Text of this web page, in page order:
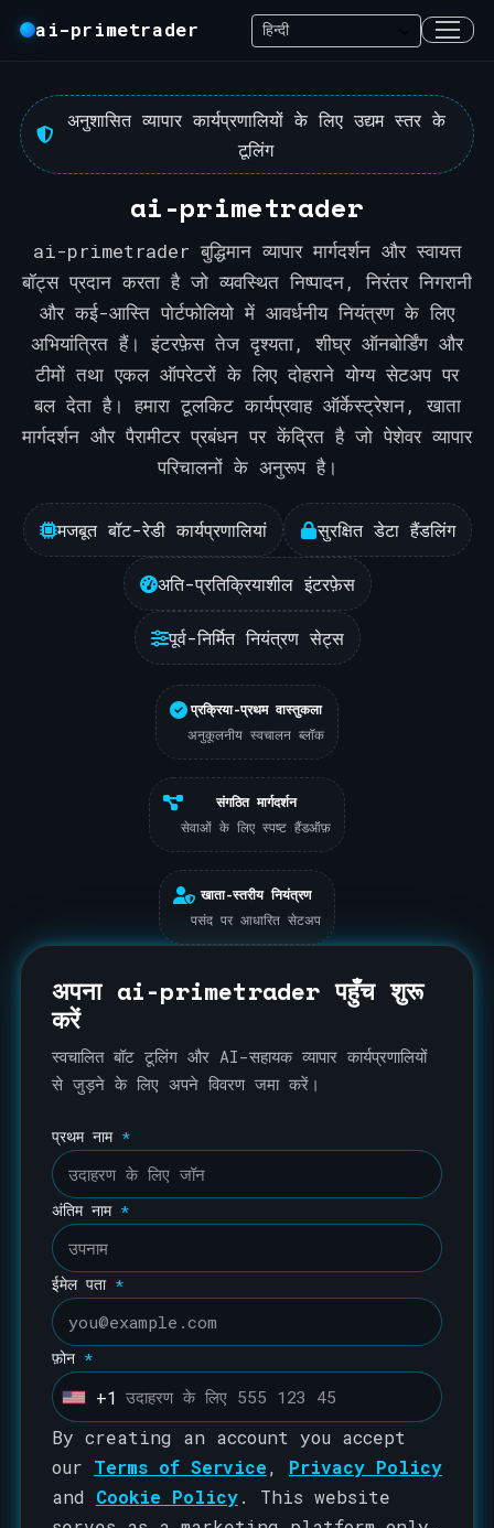
ai-primetrader
अनुशासित व्यापार कार्यप्रणालियों के लिए उद्यम स्तर के
टूलिंग
ai-primetrader
ai-primetrader बुद्धिमान व्यापार मार्गदर्शन और स्वायत्त
बॉट्स प्रदान करता है जो व्यवस्थित निष्पादन, निरंतर निगरानी
और कई-आस्ति पोर्टफोलियो में आवर्धनीय नियंत्रण के लिए
अभियांत्रित हैं। इंटरफ़ेस तेज दृश्यता, शीघ्र ऑनबोर्डिंग और
टीमों तथा एकल ऑपरेटरों के लिए दोहराने योग्य सेटअप पर
बल देता है। हमारा टूलकिट कार्यप्रवाह ऑर्केस्ट्रेशन, खाता
मार्गदर्शन और पैरामीटर प्रबंधन पर केंद्रित है जो पेशेवर व्यापार
परिचालनों के अनुरूप है।
मजबूत बॉट-रेडी कार्यप्रणालियां सुरक्षित डेटा हैंडलिंग
अति-प्रतिक्रियाशील इंटरफ़ेस
पूर्व-निर्मित नियंत्रण सेट्स
प्रक्रिया-प्रथम वास्तुकला
अनुकूलनीय स्वचालन ब्लॉक
संगठित मार्गदर्शन
सेवाओं के लिए स्पष्ट हैंडऑफ़
खाता-स्तरीय नियंत्रण
पसंद पर आधारित सेटअप
अपना ai-primetrader पहुँच शुरू
करें
स्वचालित बॉट टूलिंग और AI-सहायक व्यापार कार्यप्रणालियों
से जुड़ने के लिए अपने विवरण जमा करें।
प्रथम नाम *
अंतिम नाम *
ईमेल पता *
फ़ोन *
U
i
t
+1
By creating an account you accept
our Terms of Service, Privacy Policy
and Cookie Policy. This website